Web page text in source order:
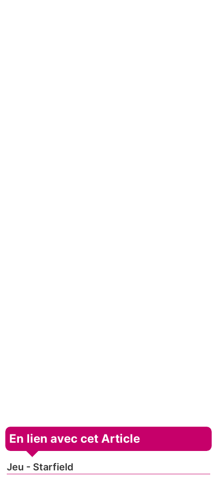
En lien avec cet Article
Jeu - Starfield